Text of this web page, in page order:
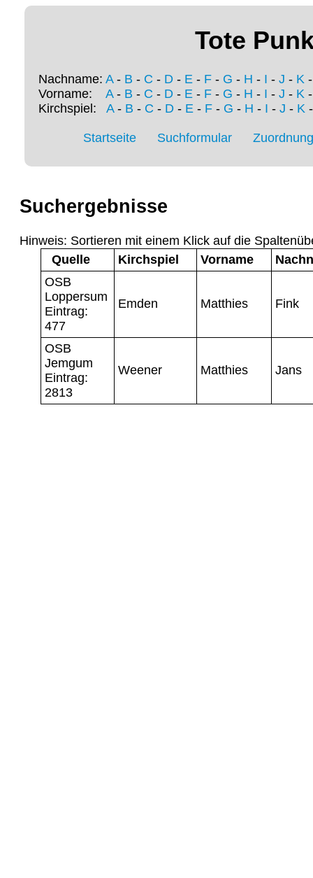
Tote
Nachname: A- B - C - D - E - F - G - H - I - J - K
Vorname: A- B - C - D - E - F - G - H - I - J - K
Kirchspiel: A- B - C - D- E- F- G - H - I - J - K
Startseite Suchformular
Suchergebnisse
Hinweis: Sortieren mit einem Klick auf die
Quelle
Kirchspiel Vorname
OSB
Loppersum
Eintrag:
477
Emden Matthies Fink
OSB
Jemgum
Eintrag:
2813
Weener Matthies Jans